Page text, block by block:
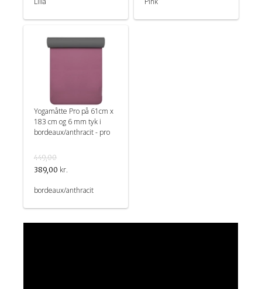
Yogamåtte Pro på 61cm x
183 cm og 6 mm tyk i
bordeaux/anthracit - pro
449,00
389,00 kr.
bordeaux/anthracit